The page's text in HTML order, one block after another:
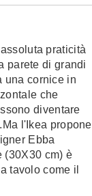
praticità
parete di grandi
una cornice in
che
diventare
l'Ikea propone
Ebba
(30X30 cm) è
tavolo come il